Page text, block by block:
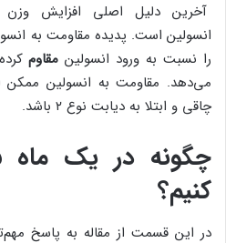
آخرین دلیل اصلی افزایش وزن
انسولین است. پدیده مقاومت به
را نسبت به ورود انسولین مقاوم
می‌دهد. مقاومت به انسولین ممکن
چاقی و ابتلا به دیابت نوع ۲ باشد.
کنیم؟
در این قسمت از مقاله به پاسخ